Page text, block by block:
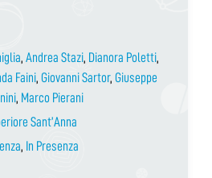
, Andrea Stazi, Dianora Poletti,
Faini, Giovanni Sartor, Giuseppe
, Marco Pierani
Sant’Anna
, In Presenza